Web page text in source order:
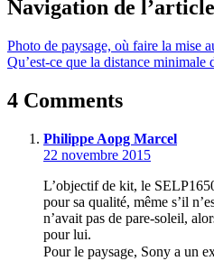
Navigation de l’article
Photo de paysage, où faire la mise
Qu’est-ce que la distance minimale
4 Comments
Philippe Aopg Marcel
22 novembre 2015
L’objectif de kit, le
pour sa qualité, même s’il
n’avait pas de pare-soleil,
pour lui.
Pour le paysage, Sony a un